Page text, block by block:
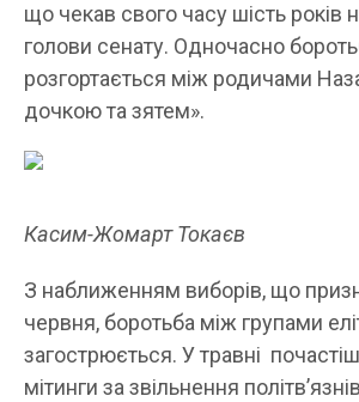
що чекав свого часу шість років
голови сенату. Одночасно
розгортається між родичами
дочкою та зятем».
Касим-Жомарт Токаєв
З наближенням виборів, що
червня, боротьба між групами
загострюється. У травні
мітинги за звільнення